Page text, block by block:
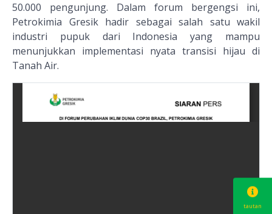
50.000 pengunjung. Dalam forum bergengsi ini,
Petrokimia Gresik hadir sebagai salah satu wakil
industri pupuk dari Indonesia yang mampu
menunjukkan implementasi nyata transisi hijau di
Tanah Air.
tautan